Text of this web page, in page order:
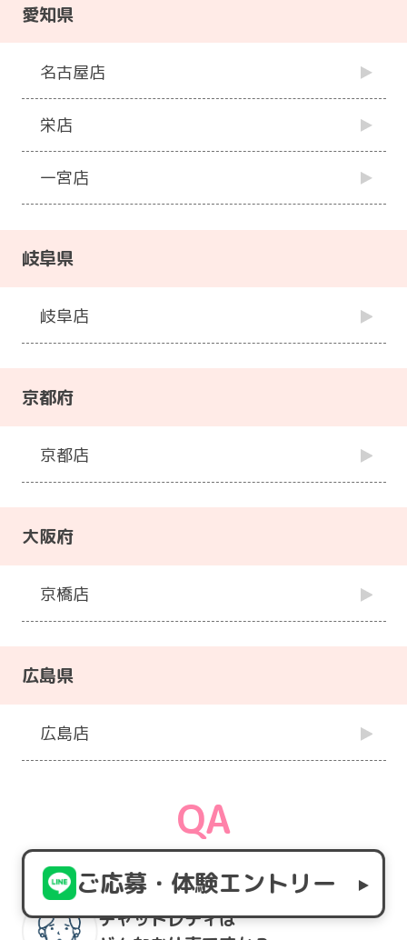
愛知県
名古屋店
栄店
一宮店
岐阜県
岐阜店
京都府
京都店
大阪府
京橋店
広島県
広島店
QA
チャットレディは
ご応募・体験エントリー